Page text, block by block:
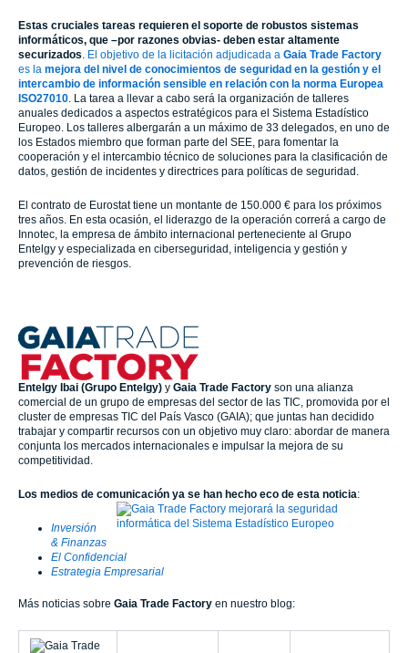
Estas cruciales tareas requieren el soporte de robustos sistemas
informáticos, que –por razones obvias- deben estar altamente
securizados. El objetivo de la licitación adjudicada a Gaia Trade Factory
es la mejora del nivel de conocimientos de seguridad en la gestión y el
intercambio de información sensible en relación con la norma Europea
ISO27010. La tarea a llevar a cabo será la organización de talleres
anuales dedicados a aspectos estratégicos para el Sistema Estadístico
Europeo. Los talleres albergarán a un máximo de 33 delegados, en uno de
los Estados miembro que forman parte del SEE, para fomentar la
cooperación y el intercambio técnico de soluciones para la clasificación de
datos, gestión de incidentes y directrices para políticas de seguridad.
El contrato de Eurostat tiene un montante de 150.000 € para los próximos
tres años. En esta ocasión, el liderazgo de la operación correrá a cargo de
Innotec, la empresa de ámbito internacional perteneciente al Grupo
Entelgy y especializada en ciberseguridad, inteligencia y gestión y
prevención de riesgos.
Entelgy Ibai (Grupo Entelgy) y Gaia Trade Factory son una alianza
comercial de un grupo de empresas del sector de las TIC, promovida por el
cluster de empresas TIC del País Vasco (GAIA); que juntas han decidido
trabajar y compartir recursos con un objetivo muy claro: abordar de manera
conjunta los mercados internacionales e impulsar la mejora de su
competitividad.
Los medios de comunicación ya se han hecho eco de esta noticia:
Inversión
& Finanzas
El Confidencial
Estrategia Empresarial
Más noticias sobre Gaia Trade Factory en nuestro blog: